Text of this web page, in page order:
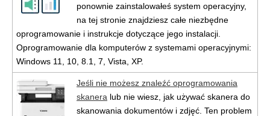
ponownie zainstalowałeś system operacyjny,
na tej stronie znajdziesz całe niezbędne
oprogramowanie i instrukcje dotyczące jego instalacji.
Oprogramowanie dla komputerów z systemami operacyjnymi:
Windows 11, 10, 8.1, 7, Vista, XP.
Jeśli nie możesz znaleźć oprogramowania
skanera lub nie wiesz, jak używać skanera do
skanowania dokumentów i zdjęć. Ten problem